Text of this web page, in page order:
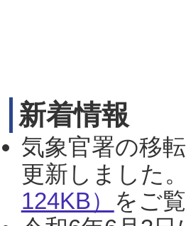
新着情報
気象官署の移
更新しました
124KB） をご